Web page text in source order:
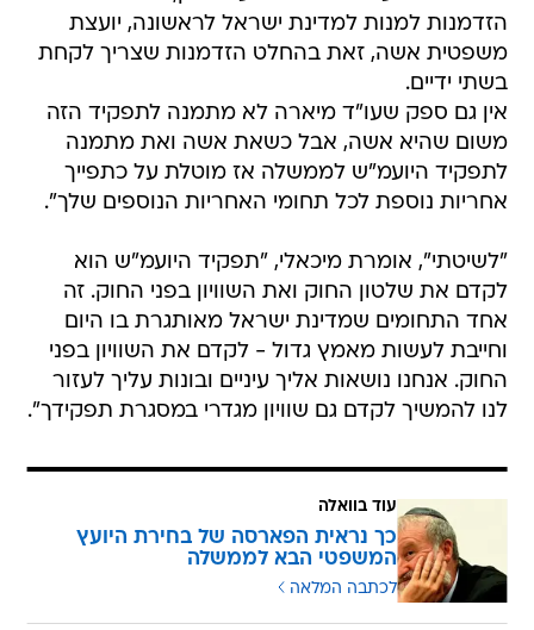
הזדמנות למנות למדינת ישראל לראשונה, יועצת
משפטית אשה, זאת בהחלט הזדמנות שצריך לקחת
בשתי ידיים.
אין גם ספק שעו"ד מיארה לא מתמנה לתפקיד הזה
משום שהיא אשה, אבל כשאת אשה ואת מתמנה
לתפקיד היועמ"ש לממשלה אז מוטלת על כתפייך
אחריות נוספת לכל תחומי האחריות הנוספים שלך".
"לשיטתי", אומרת מיכאלי, "תפקיד היועמ"ש הוא
לקדם את שלטון החוק ואת השוויון בפני החוק. זה
אחד התחומים שמדינת ישראל מאותגרת בו היום
וחייבת לעשות מאמץ גדול - לקדם את השוויון בפני
החוק. אנחנו נושאות אליך עיניים ובונות עליך לעזור
לנו להמשיך לקדם גם שוויון מגדרי במסגרת תפקידך".
עוד בוואלה
כך נראית הפארסה של בחירת היועץ
המשפטי הבא לממשלה
לכתבה המלאה